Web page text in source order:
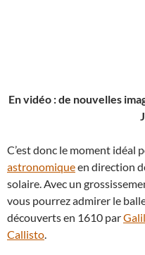
En vidéo : de nouvelles
C’est donc le moment idéal
astronomiqueen direction
solaire. Avec un
vous pourrez admirer le
découverts en 1610 par
Callisto